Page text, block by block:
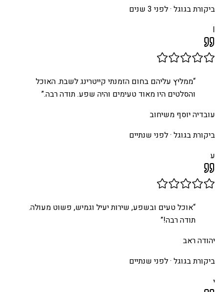
ביקורת בגוגל ·לפני 3 שנים
I
“ממליץ עליהם בחום הזמנתי קייטרינג לשבת. האוכל
והסלטים היו מאוד טעימים והיה שפע. תודה רבה.”
עובדיה יוסף משיחוב
ביקורת בגוגל ·לפני שנתיים
ע
“אוכל טעים ובשפע, שירות יעיל וגמיש, פשוט מעולה.
תודה רבה!”
יהודה ראב
ביקורת בגוגל ·לפני שנתיים
י